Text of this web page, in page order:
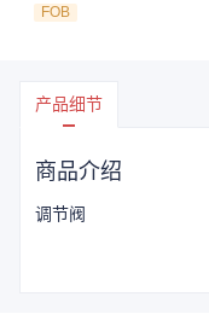
FOB
产品细节
商品介绍
调节阀